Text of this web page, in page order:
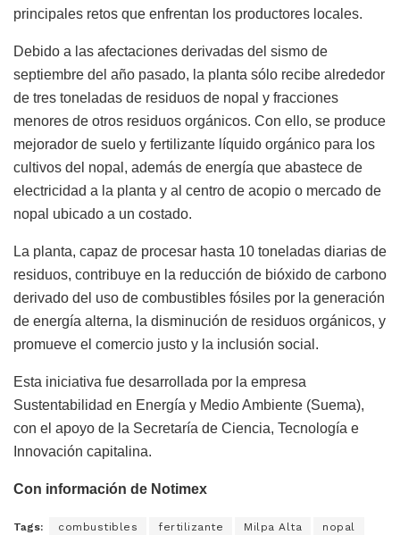
principales retos que enfrentan los productores locales.
Debido a las afectaciones derivadas del sismo de
septiembre del año pasado, la planta sólo recibe alrededor
de tres toneladas de residuos de nopal y fracciones
menores de otros residuos orgánicos. Con ello, se produce
mejorador de suelo y fertilizante líquido orgánico para los
cultivos del nopal, además de energía que abastece de
electricidad a la planta y al centro de acopio o mercado de
nopal ubicado a un costado.
La planta, capaz de procesar hasta 10 toneladas diarias de
residuos, contribuye en la reducción de bióxido de carbono
derivado del uso de combustibles fósiles por la generación
de energía alterna, la disminución de residuos orgánicos, y
promueve el comercio justo y la inclusión social.
Esta iniciativa fue desarrollada por la empresa
Sustentabilidad en Energía y Medio Ambiente (Suema),
con el apoyo de la Secretaría de Ciencia, Tecnología e
Innovación capitalina.
Con información de Notimex
Tags: combustibles fertilizante Milpa Alta nopal